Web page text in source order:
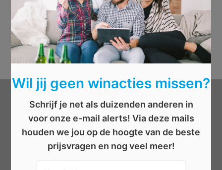
Categorieën
Beauty
Cadeau
Wil jij geen winacties missen?
Schrijf je net als duizenden anderen in
voor onze e-mail alerts! Via deze mails
houden we jou op de hoogte van de beste
prijsvragen en nog veel meer!